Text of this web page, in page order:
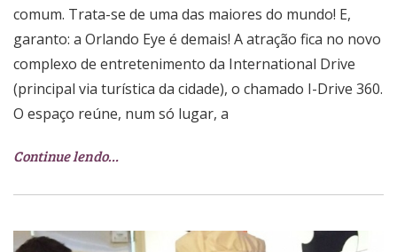
comum. Trata-se de uma das maiores do mundo! E,
garanto: a Orlando Eye é demais! A atração fica no novo
complexo de entretenimento da International Drive
(principal via turística da cidade), o chamado I-Drive 360.
O espaço reúne, num só lugar, a
Continue lendo…